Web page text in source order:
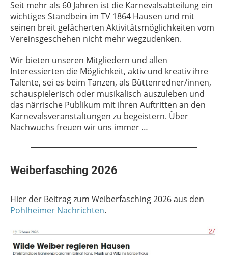
Seit mehr als 60 Jahren ist die Karnevalsabteilung ein
wichtiges Standbein im TV 1864 Hausen und mit
seinen breit gefächerten Aktivitätsmöglichkeiten vom
Vereinsgeschehen nicht mehr wegzudenken.
Wir bieten unseren Mitgliedern und allen
Interessierten die Möglichkeit, aktiv und kreativ ihre
Talente, sei es beim Tanzen, als Büttenredner/innen,
schauspielerisch oder musikalisch auszuleben und
das närrische Publikum mit ihren Auftritten an den
Karnevalsveranstaltungen zu begeistern. Über
Nachwuchs freuen wir uns immer …
Weiberfasching 2026
Hier der Beitrag zum Weiberfasching 2026 aus den
Pohlheimer Nachrichten.